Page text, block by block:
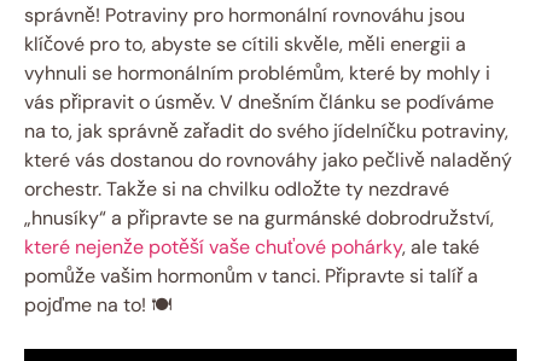
správně! Potraviny pro hormonální rovnováhu jsou
klíčové pro to, abyste se cítili skvěle, měli energii a
vyhnuli se hormonálním problémům, které by mohly i
vás připravit o úsměv. V dnešním článku se podíváme
na to, jak správně zařadit do svého jídelníčku potraviny,
které vás dostanou do rovnováhy jako pečlivě naladěný
orchestr. Takže si na chvilku odložte ty nezdravé
„hnusíky“ a připravte se na gurmánské dobrodružství,
které nejenže potěší vaše chuťové pohárky, ale také
pomůže vašim hormonům v tanci. Připravte si talíř a
pojďme na to! 🍽️